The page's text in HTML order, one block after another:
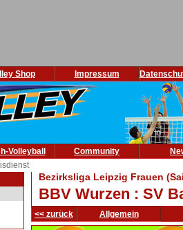
Shop Impressum
Volleyball Community
Bezirksliga Leipzig Frauen
BBV Wurzen : SV
<< zurück Allgemein